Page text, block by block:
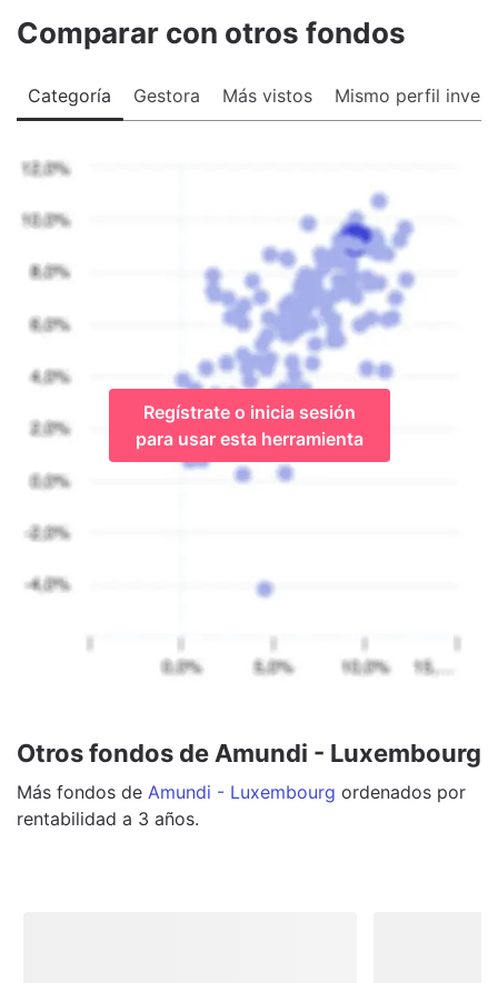
Comparar con otros fondos
Categoría Gestora Más vistos Mismo perfil
Regístrate o inicia sesión
para usar esta herramienta
Otros fondos de Amundi - Luxembourg
Más fondos de Amundi - Luxembourg ordenados por
rentabilidad a 3 años.